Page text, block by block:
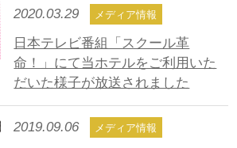
2020.03.29 メディア情報
日本テレビ番組「スクール革
命！」にて当ホテルをご利用いた
だいた様子が放送されました
2019.09.06 メディア情報